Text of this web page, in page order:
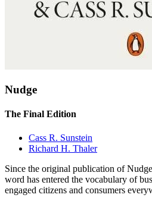
Nudge
The Final Edition
Cass R. Sunstein
Richard H. Thaler
Since the original publication of
word has entered the vocabulary of
engaged citizens and consumers